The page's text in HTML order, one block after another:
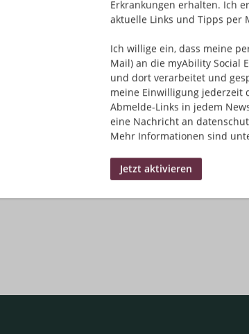
Erkrankungen erhalten. Ich
aktuelle Links und Tipps per
Ich willige ein, dass meine
Mail) an die myAbility Social
und dort verarbeitet und
meine Einwilligung jederzeit
Abmelde-Links in jedem
eine Nachricht an
Mehr Informationen sind